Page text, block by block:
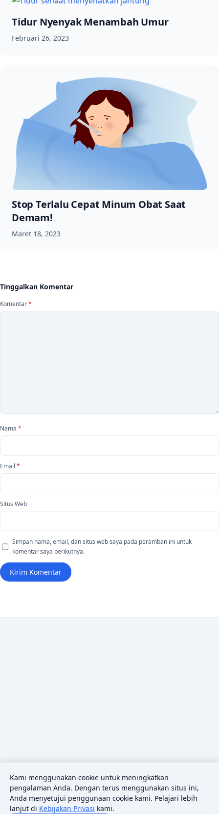
Tidur Nyenyak Menambah Umur
Februari 26, 2023
Stop Terlalu Cepat Minum Obat Saat
Demam!
Maret 18, 2023
Tinggalkan Komentar
Komentar*
Nama *
Email *
Situs Web
Simpan nama, email, dan situs web saya pada peramban ini untuk
komentar saya berikutnya.
Kami menggunakan cookie untuk meningkatkan
pengalaman Anda. Dengan terus menggunakan situs ini,
Anda menyetujui penggunaan cookie kami. Pelajari lebih
lanjut di Kebijakan Privasi kami.